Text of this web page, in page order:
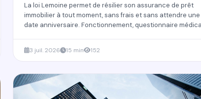
La loi Lemoine permet de résilier son assurance de prêt
immobilier à tout moment, sans frais et sans attendre une
date anniversaire. Fonctionnement, questionnaire
3 juil. 2026 15 min 152